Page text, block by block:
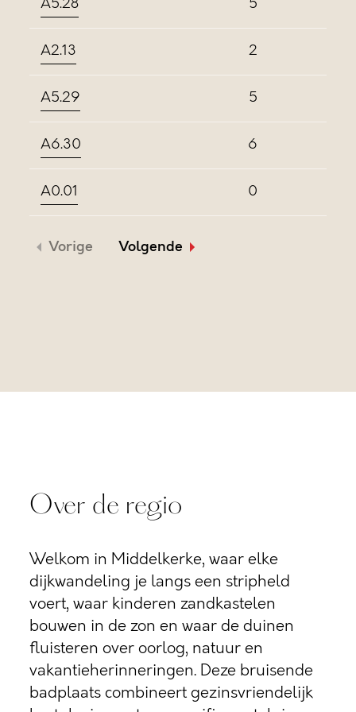
A2.13 2
A5.29 5
A6.30 6
A0.01 0
Vorige Volgende
Over de regio
Welkom in Middelkerke, waar elke
dijkwandeling je langs een stripheld
voert, waar kinderen zandkastelen
bouwen in de zon en waar de duinen
fluisteren over oorlog, natuur en
vakantieherinneringen. Deze bruisende
badplaats combineert gezinsvriendelijk